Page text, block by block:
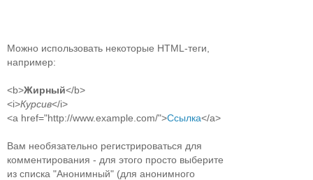
Можно использовать некоторые HTML-теги,
например:
<b>Жирный</b>
<i>Курсив</i>
<a href="http://www.example.com/">Ссылка</a>
Вам необязательно регистрироваться для
комментирования - для этого просто выберите
из списка "Анонимный" (для анонимного